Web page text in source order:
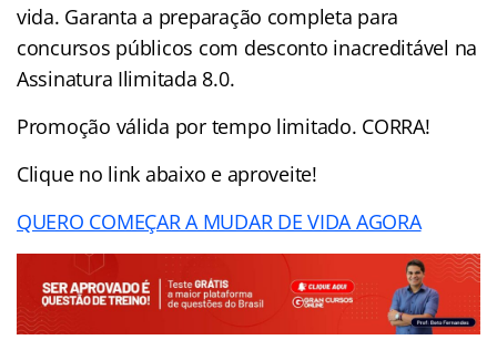
vida. Garanta a preparação completa para
concursos públicos com desconto inacreditável na
Assinatura Ilimitada 8.0.
Promoção válida por tempo limitado. CORRA!
Clique no link abaixo e aproveite!
QUERO COMEÇAR A MUDAR DE VIDA AGORA